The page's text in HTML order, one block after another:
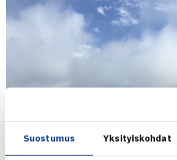
Suostumus Yksityiskohdat